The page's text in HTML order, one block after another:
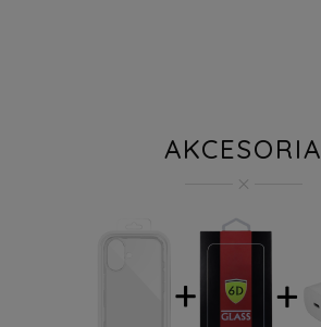
AKCESORIA